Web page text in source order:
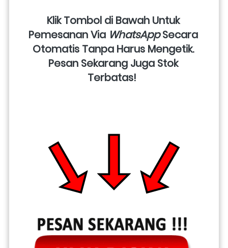
Klik Tombol di Bawah Untuk
Pemesanan Via WhatsApp Secara
Otomatis Tanpa Harus Mengetik.
Pesan Sekarang Juga Stok
Terbatas!